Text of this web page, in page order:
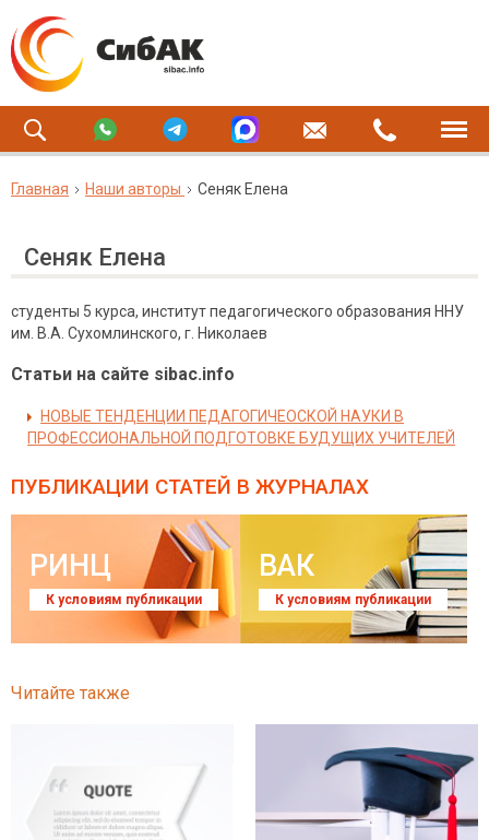
Главная Наши авторы Сеняк Елена
Сеняк Елена
студенты 5 курса, институт педагогического образования ННУ
им. В.А. Сухомлинского, г. Николаев
Статьи на сайте sibac.info
НОВЫЕ ТЕНДЕНЦИИ ПЕДАГОГИЧЕОСКОЙ НАУКИ В
ПРОФЕССИОНАЛЬНОЙ ПОДГОТОВКЕ БУДУЩИХ УЧИТЕЛЕЙ
ПУБЛИКАЦИИ СТАТЕЙ В ЖУРНАЛАХ
РИНЦ
К условиям публикации
ВАК
К условиям публикации
Читайте также